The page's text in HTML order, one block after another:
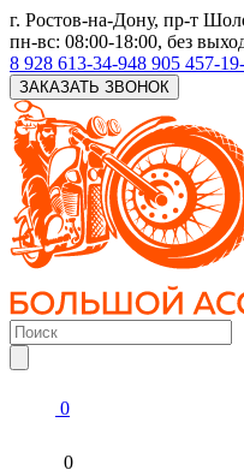
г. Ростов-на-Дону, пр-т
пн-вс: 08:00-18:00, без
8 928 613-34-948 905 457-
ЗАКАЗАТЬ ЗВОНОК
0
0